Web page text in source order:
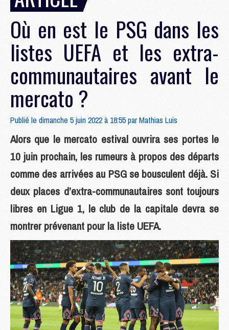
Où en est le PSG dans les
listes UEFA et les extra-
communautaires avant le
mercato ?
Publié le dimanche 5 juin 2022 à 18:55 parMathias Luis
Alors que le mercato estival ouvrira ses portes le
10 juin prochain, les rumeurs à propos des départs
comme des arrivées au PSG se bousculent déjà. Si
deux places d’extra-communautaires sont toujours
libres en Ligue 1, le club de la capitale devra se
montrer prévenant pour la liste UEFA.